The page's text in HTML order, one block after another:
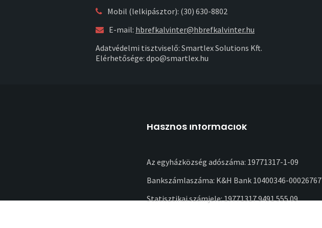
Mobil (lelkipásztor): (30) 630-8802
E-mail: hbrefkalvinter@hbrefkalvinter.hu
Adatvédelmi tisztviselő: Smartlex Solutions Kft.
Elérhetősége: dpo@smartlex.hu
Hasznos információk
Az egyházközség adószáma: 19771317-1-09
Bankszámlaszáma: K&H Bank 10400346-00026767
Statisztikai számjele: 19771317 9491 555 09